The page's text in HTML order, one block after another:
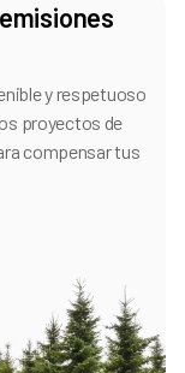
y respetuoso
proyectos de
compensar tus